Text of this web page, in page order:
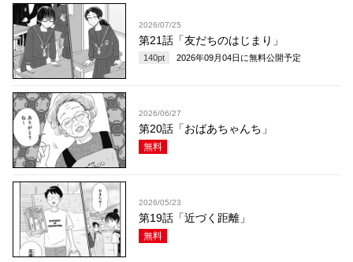
2026/07/25
第21話「友だちのはじまり」
140pt 2026年09月04日 に無料公開予定
2026/06/27
第20話「おばあちゃんち」
無料
2026/05/23
第19話「近づく距離」
無料